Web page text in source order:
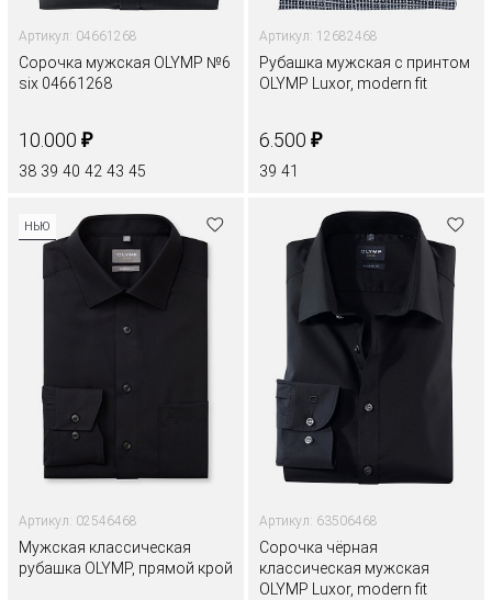
Артикул: 04661268
Сорочка мужская OLYMP №6
six 04661268
10.000 ₽
38 39 40 42 43 45
Артикул: 12682468
Рубашка мужская с принтом
OLYMP Luxor, modern fit
6.500 ₽
39 41
НЬЮ
Артикул: 02546468
Мужская классическая
рубашка OLYMP, прямой крой
Артикул: 63506468
Сорочка чёрная
классическая мужская
OLYMP Luxor, modern fit